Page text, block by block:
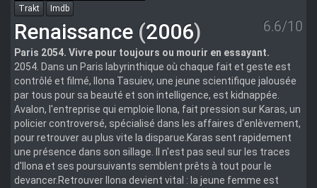
Trakt Imdb
Renaissance (2006) 6.6/10
Paris 2054. Vivre pour toujours ou mourir en essayant.
2054. Dans un Paris labyrinthique où chaque fait et geste est
contrôlé et filmé, Ilona Tasuiev, une jeune scientifique jalousée
par tous pour sa beauté et son intelligence, est kidnappée.
Avalon, l'entreprise qui emploie Ilona, fait pression sur Karas, un
policier controversé, spécialisé dans les affaires d'enlèvement,
pour retrouver au plus vite la disparue.Karas sent rapidement
une présence dans son sillage. Il n'est pas seul sur les traces
d'Ilona et ses poursuivants semblent prêts à tout pour le
devancer.Retrouver Ilona devient vital : la jeune femme est